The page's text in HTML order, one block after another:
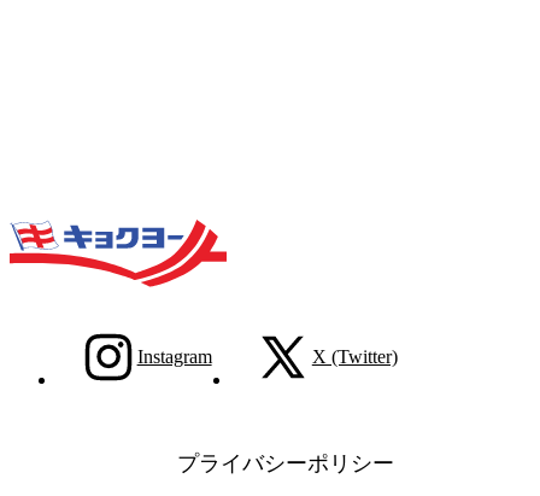
Instagram X (Twitter)
プライバシーポリシー